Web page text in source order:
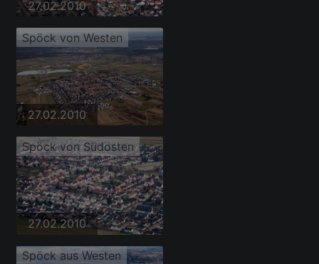
27.02.2010
Spöck von Westen
27.02.2010
Spöck von Südosten
27.02.2010
Spöck aus Westen